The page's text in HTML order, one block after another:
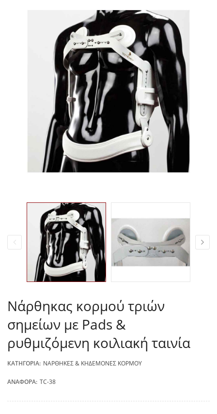
Νάρθηκας κορμού τριών
σημείων με Pads &
ρυθμιζόμενη κοιλιακή ταινία
ΚΑΤΗΓΟΡΊΑ: ΝΆΡΘΗΚΕΣ & ΚΗΔΕΜΌΝΕΣ ΚΟΡΜΟΎ
ΑΝΑΦΟΡΆ: TC-38